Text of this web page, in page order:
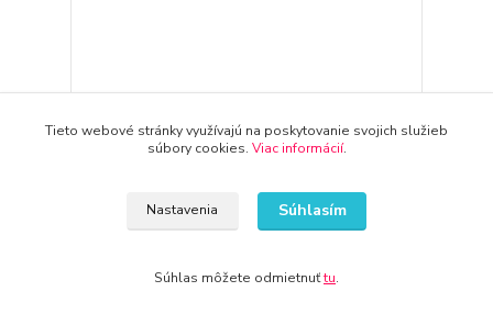
111,17 €
Pridať do košíka
Tieto webové stránky využívajú na poskytovanie svojich služieb
súbory cookies. Viac informácií.
Nastavenia Súhlasím
Súhlas môžete odmietnuťtu.